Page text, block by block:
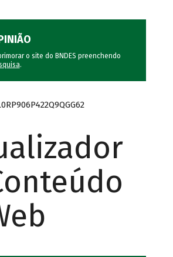
o site do BNDES preenchendo
.